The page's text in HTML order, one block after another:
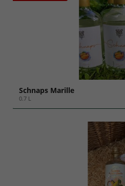
Schnaps Marille
0.7 L